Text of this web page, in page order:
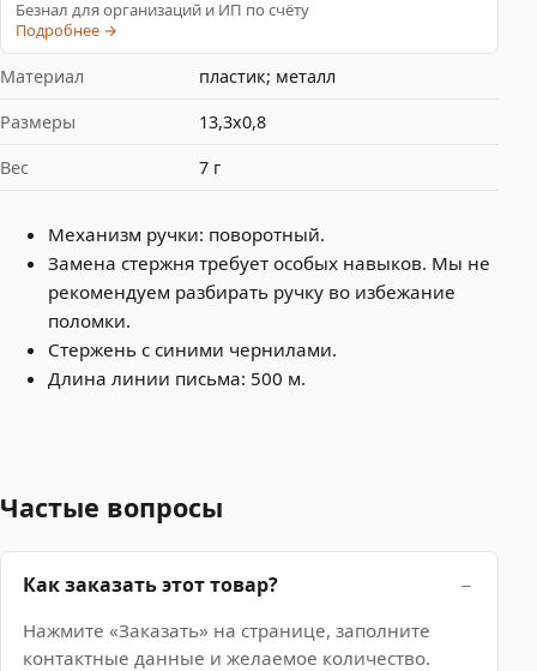
Безнал для организаций и ИП по счёту
Подробнее →
Материал
пластик; металл
Размеры
13,3х0,8
Вес
7 г
Механизм ручки: поворотный.
Замена стержня требует особых навыков. Мы не
рекомендуем разбирать ручку во избежание
поломки.
Стержень с синими чернилами.
Длина линии письма: 500 м.
Частые вопросы
Как заказать этот товар?
Нажмите «Заказать» на странице, заполните
контактные данные и желаемое количество.